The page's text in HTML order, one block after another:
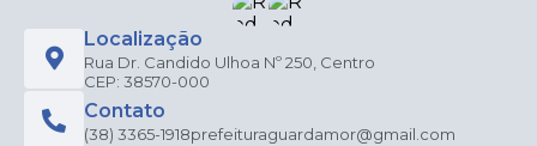
Localização
Rua Dr. Candido Ulhoa Nº 250, Centro
CEP: 38570-000
Contato
(38) 3365-1918prefeituraguardamor@gmail.com